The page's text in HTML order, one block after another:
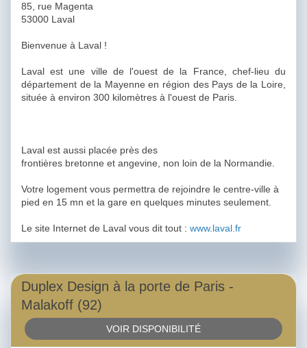
85, rue Magenta
53000 Laval
Bienvenue à Laval !
Laval est une ville de l'ouest de la France, chef-lieu du
département de la Mayenne en région des Pays de la Loire,
située à environ 300 kilomètres à l'ouest de Paris.
Laval est aussi placée près des
frontières bretonne et angevine, non loin de la Normandie.
Votre logement vous permettra de rejoindre le centre-ville à
pied en 15 mn et la gare en quelques minutes seulement.
Le site Internet de Laval vous dit tout : www.laval.fr
Duplex Design à la porte de Paris -
Malakoff (92)
VOIR DISPONIBILITÉ